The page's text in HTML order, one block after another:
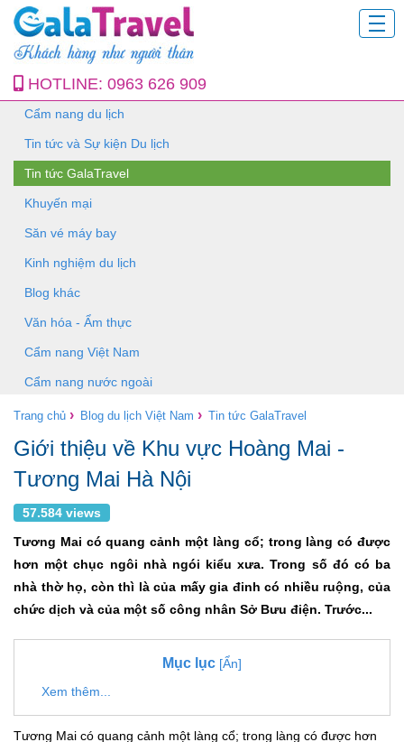
HOTLINE: 0963 626 909
Cẩm nang du lịch
Tin tức và Sự kiện Du lịch
Tin tức GalaTravel
Khuyến mại
Săn vé máy bay
Kinh nghiệm du lịch
Blog khác
Văn hóa - Ẩm thực
Cẩm nang Việt Nam
Cẩm nang nước ngoài
Trang chủ › Blog du lịch Việt Nam › Tin tức GalaTravel
Giới thiệu về Khu vực Hoàng Mai -
Tương Mai Hà Nội
57.584 views
Tương Mai có quang cảnh một làng cổ; trong làng có được
hơn một chục ngôi nhà ngói kiểu xưa. Trong số đó có ba
nhà thờ họ, còn thì là của mấy gia đinh có nhiều ruộng, của
chức dịch và của một số công nhân Sở Bưu điện. Trước...
Mục lục [Ẩn]
Xem thêm...
Tương Mai có quang cảnh một làng cổ; trong làng có được hơn